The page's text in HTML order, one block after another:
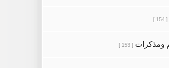
[ 154 ]
ومذكرات [ 153 ]